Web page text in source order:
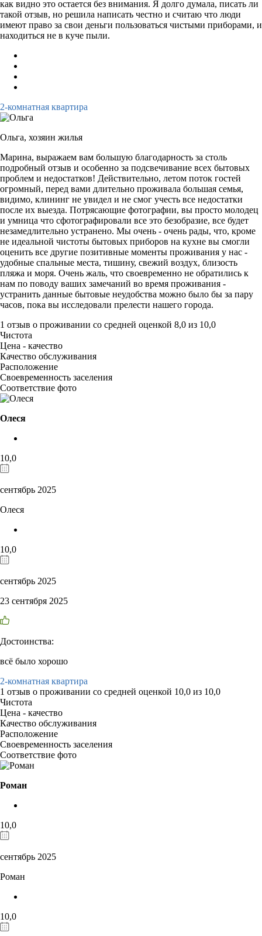
как видно это остается без внимания. Я долго думала, писать ли
такой отзыв, но решила написать честно и считаю что люди
имеют право за свои деньги пользоваться чистыми приборами, и
находиться не в куче пыли.
2-комнатная квартира
Ольга, хозяин жилья
Марина, выражаем вам большую благодарность за столь
подробный отзыв и особенно за подсвечивание всех бытовых
проблем и недостатков! Действительно, летом поток гостей
огромный, перед вами длительно проживала большая семья,
видимо, клининг не увидел и не смог учесть все недостатки
после их выезда. Потрясающие фотографии, вы просто молодец
и умница что сфотографировали все это безобразие, все будет
незамедлительно устранено. Мы очень - очень рады, что, кроме
не идеальной чистоты бытовых приборов на кухне вы смогли
оценить все другие позитивные моменты проживания у нас -
удобные спальные места, тишину, свежий воздух, близость
пляжа и моря. Очень жаль, что своевременно не обратились к
нам по поводу ваших замечаний во время проживания -
устранить данные бытовые неудобства можно было бы за пару
часов, пока вы исследовали прелести нашего города.
1 отзыв о проживании со средней оценкой 8,0 из 10,0
Чистота
Цена - качество
Качество обслуживания
Расположение
Своевременность заселения
Соответствие фото
Олеся
10,0
сентябрь 2025
Олеся
10,0
сентябрь 2025
23 сентября 2025
Достоинства:
всё было хорошо
2-комнатная квартира
1 отзыв о проживании со средней оценкой 10,0 из 10,0
Чистота
Цена - качество
Качество обслуживания
Расположение
Своевременность заселения
Соответствие фото
Роман
10,0
сентябрь 2025
Роман
10,0